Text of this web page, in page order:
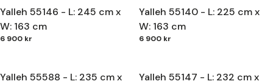
Yalleh 55146 - L: 245 cm x
W: 163 cm
6 900 kr
Yalleh 55140 - L: 225 cm x
W: 163 cm
6 900 kr
Yalleh 55588 - L: 235 cm x
Yalleh 55147 - L: 232 cm x